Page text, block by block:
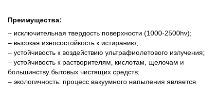
Преимущества:
– исключительная твердость поверхности (1000-2500hv);
– высокая износостойкость к истиранию;
– устойчивость к воздействию ультрафиолетового излучения;
– устойчивость к растворителям, кислотам, щелочам и
большинству бытовых чистящих средств;
– экологичность: процесс вакуумного напыления является